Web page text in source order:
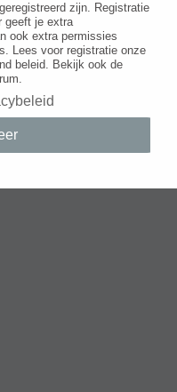
zijn. Registratie
geeft je extra
ook extra permissies
Lees voor registratie onze
beleid. Bekijk ook de